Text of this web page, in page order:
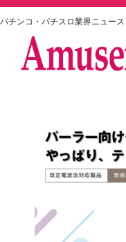
パチンコ・パチスロ業界ニュー